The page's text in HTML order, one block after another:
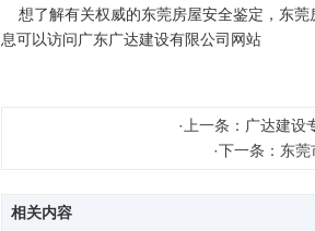
想了解有关权威的东莞房屋安全鉴定，东莞
息可以访问广东广达建设有限公司网站
· 上一条：广达建
·下一条：东莞
相关内容